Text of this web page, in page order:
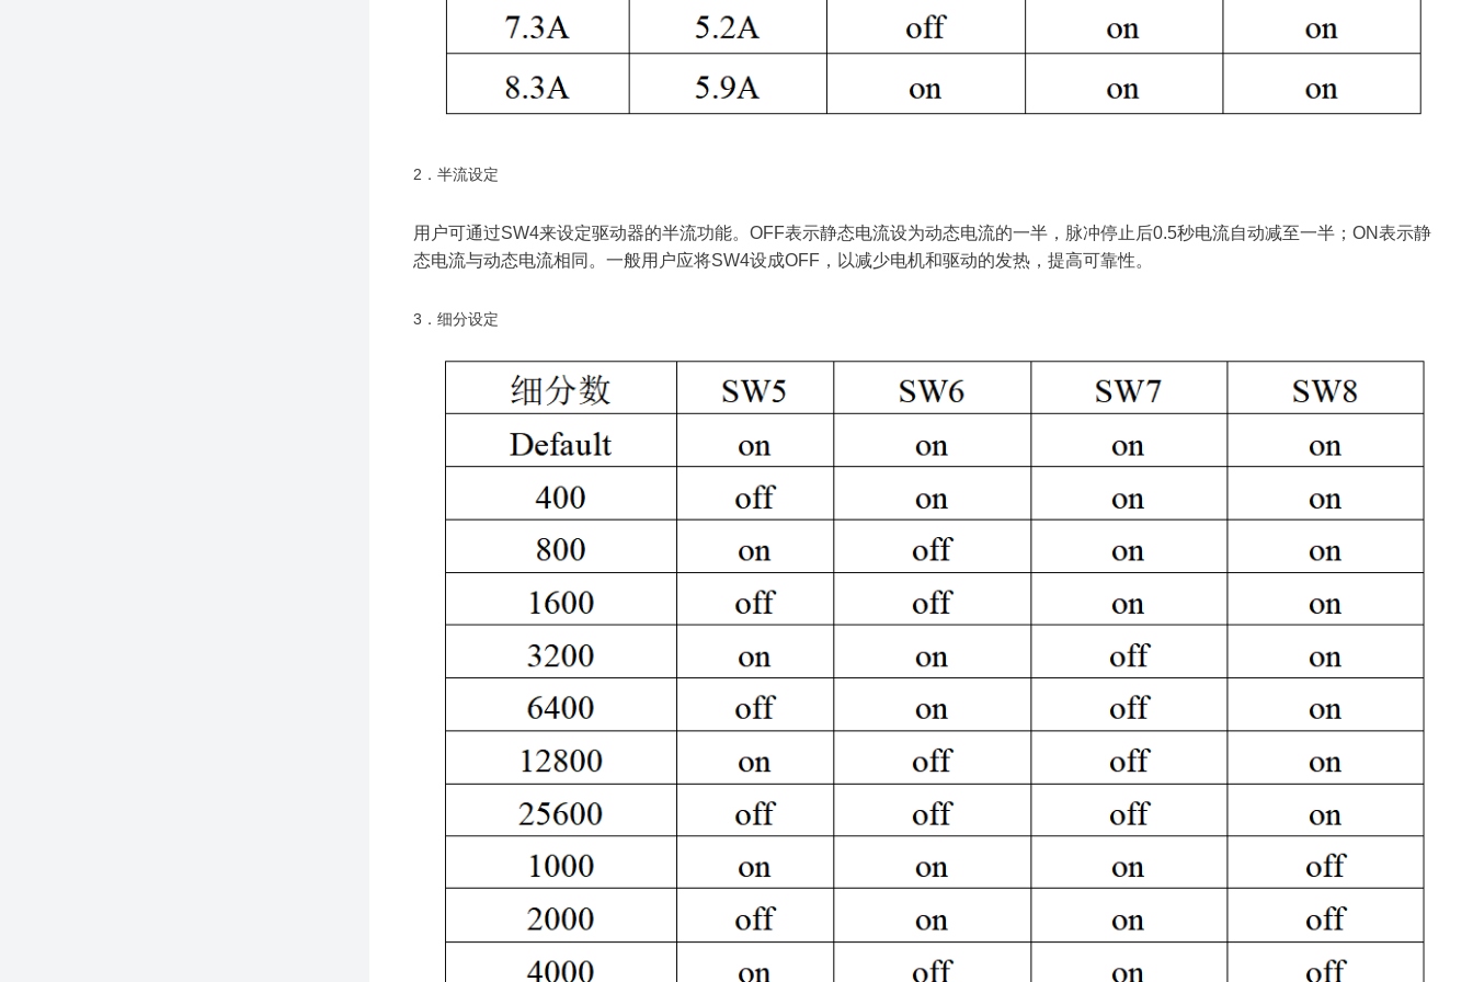
2．半流设定
用户可通过SW4来设定驱动器的半流功能。OFF表示静态电流设为动态电流的一半，脉冲停止后0.5秒电流自动减至一半；ON表示静
态电流与动态电流相同。一般用户应将SW4设成OFF，以减少电机和驱动的发热，提高可靠性。
3．细分设定